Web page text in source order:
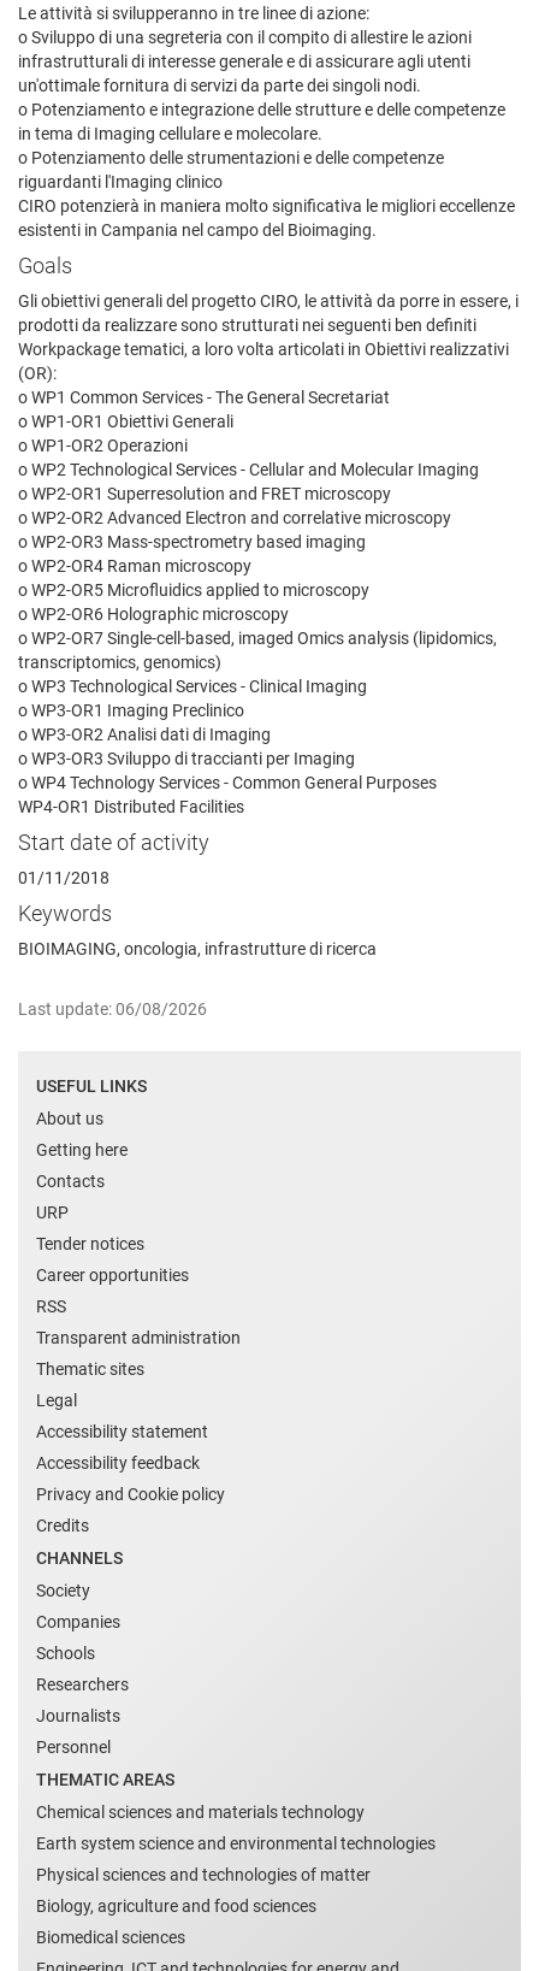
Le attività si svilupperanno in tre linee di azione:
o Sviluppo di una segreteria con il compito di allestire le azioni
infrastrutturali di interesse generale e di assicurare agli utenti
un'ottimale fornitura di servizi da parte dei singoli nodi.
o Potenziamento e integrazione delle strutture e delle competenze
in tema di Imaging cellulare e molecolare.
o Potenziamento delle strumentazioni e delle competenze
riguardanti l'Imaging clinico
CIRO potenzierà in maniera molto significativa le migliori eccellenze
esistenti in Campania nel campo del Bioimaging.
Goals
Gli obiettivi generali del progetto CIRO, le attività da porre in essere, i
prodotti da realizzare sono strutturati nei seguenti ben definiti
Workpackage tematici, a loro volta articolati in Obiettivi realizzativi
(OR):
o WP1 Common Services - The General Secretariat
o WP1-OR1 Obiettivi Generali
o WP1-OR2 Operazioni
o WP2 Technological Services - Cellular and Molecular Imaging
o WP2-OR1 Superresolution and FRET microscopy
o WP2-OR2 Advanced Electron and correlative microscopy
o WP2-OR3 Mass-spectrometry based imaging
o WP2-OR4 Raman microscopy
o WP2-OR5 Microfluidics applied to microscopy
o WP2-OR6 Holographic microscopy
o WP2-OR7 Single-cell-based, imaged Omics analysis (lipidomics,
transcriptomics, genomics)
o WP3 Technological Services - Clinical Imaging
o WP3-OR1 Imaging Preclinico
o WP3-OR2 Analisi dati di Imaging
o WP3-OR3 Sviluppo di traccianti per Imaging
o WP4 Technology Services - Common General Purposes
WP4-OR1 Distributed Facilities
Start date of activity
01/11/2018
Keywords
BIOIMAGING, oncologia, infrastrutture di ricerca
Last update: 06/08/2026
USEFUL LINKS
About us
Getting here
Contacts
URP
Tender notices
Career opportunities
RSS
Transparent administration
Thematic sites
Legal
Accessibility statement
Accessibility feedback
Privacy and Cookie policy
Credits
CHANNELS
Society
Companies
Schools
Researchers
Journalists
Personnel
THEMATIC AREAS
Chemical sciences and materials technology
Earth system science and environmental technologies
Physical sciences and technologies of matter
Biology, agriculture and food sciences
Biomedical sciences